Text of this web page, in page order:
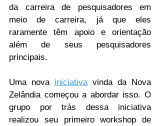
da carreira de pesquisadores em
meio de carreira, já que eles
raramente têm apoio e orientação
além de seus pesquisadores
principais.
Uma nova iniciativa vinda da Nova
Zelândia começou a abordar isso. O
grupo por trás dessa iniciativa
realizou seu primeiro workshop de